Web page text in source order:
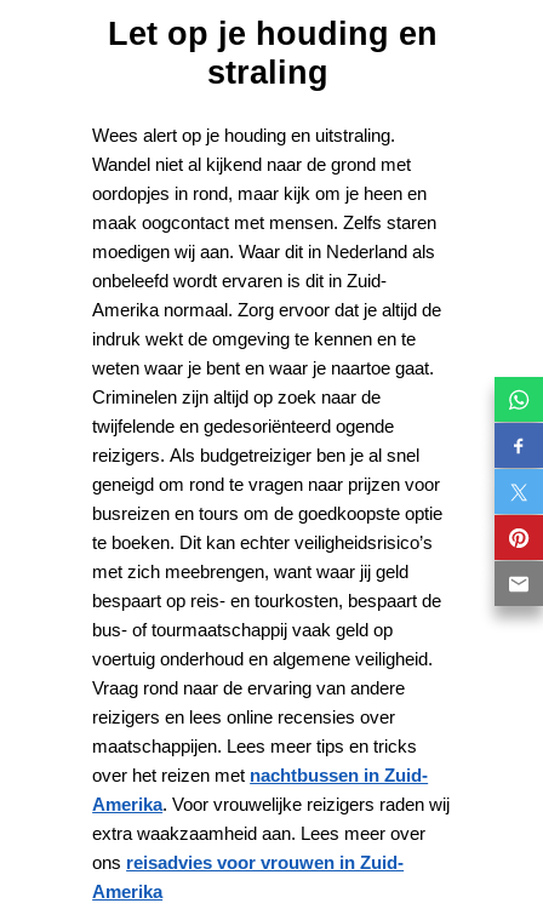
Let op je houding en
straling
Wees alert op je houding en uitstraling.
Wandel niet al kijkend naar de grond met
oordopjes in rond, maar kijk om je heen en
maak oogcontact met mensen. Zelfs staren
moedigen wij aan. Waar dit in Nederland als
onbeleefd wordt ervaren is dit in Zuid-
Amerika normaal. Zorg ervoor dat je altijd de
indruk wekt de omgeving te kennen en te
weten waar je bent en waar je naartoe gaat.
Criminelen zijn altijd op zoek naar de
twijfelende en gedesoriënteerd ogende
reizigers. Als budgetreiziger ben je al snel
geneigd om rond te vragen naar prijzen voor
busreizen en tours om de goedkoopste optie
te boeken. Dit kan echter veiligheidsrisico’s
met zich meebrengen, want waar jij geld
bespaart op reis- en tourkosten, bespaart de
bus- of tourmaatschappij vaak geld op
voertuig onderhoud en algemene veiligheid.
Vraag rond naar de ervaring van andere
reizigers en lees online recensies over
maatschappijen. Lees meer tips en tricks
over het reizen met nachtbussen in Zuid-
Amerika. Voor vrouwelijke reizigers raden wij
extra waakzaamheid aan. Lees meer over
ons reisadvies voor vrouwen in Zuid-
Amerika